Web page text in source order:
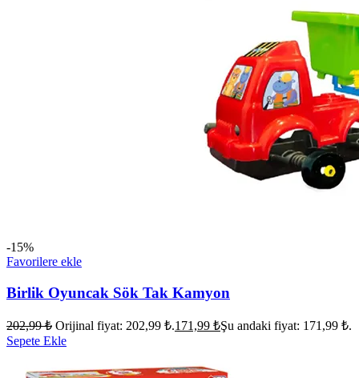
-15%
Favorilere ekle
Birlik Oyuncak Sök Tak Kamyon
202,99₺ Orijinal fiyat: 202,99 ₺.171,99 ₺Şu andaki fiyat: 171,99 ₺.
Sepete Ekle